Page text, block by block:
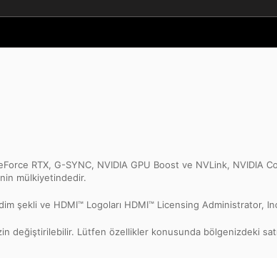
RTX, G-SYNC, NVIDIA GPU Boost ve NVLink, NVIDIA
mülkiyetindedir.
ve HDMI™ Logoları HDMI™ Licensing Administrator,
Lütfen özellikler konusunda bölgenizdeki